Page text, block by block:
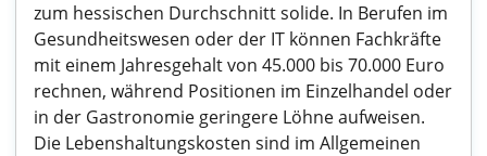
zum hessischen Durchschnitt solide. In Berufen im
Gesundheitswesen oder der IT können Fachkräfte
mit einem Jahresgehalt von 45.000 bis 70.000 Euro
rechnen, während Positionen im Einzelhandel oder
in der Gastronomie geringere Löhne aufweisen.
Die Lebenshaltungskosten sind im Allgemeinen